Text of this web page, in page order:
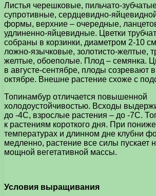
Листья черешковые, пильчато-
супротивные, сердцевидно-
формы, верхние – очередные,
удлиненно-яйцевидные. Цветки
собраны в корзинки, диаметром 2-10
ложно-язычковые, золотисто-желтые,
желтые, обоеполые. Плод – семянка.
в августе-сентябре, плоды созревают
октябре. Внешне растение схоже с
Топинамбур отличается повышенной
холодоустойчивостью. Всходы
до -4С, взрослые растения – до -7С.
к растениям короткого дня. При
температурах и длинном дне клубни
медленно, растение все силы пускает
мощной вегетативной массы.
Условия выращивания